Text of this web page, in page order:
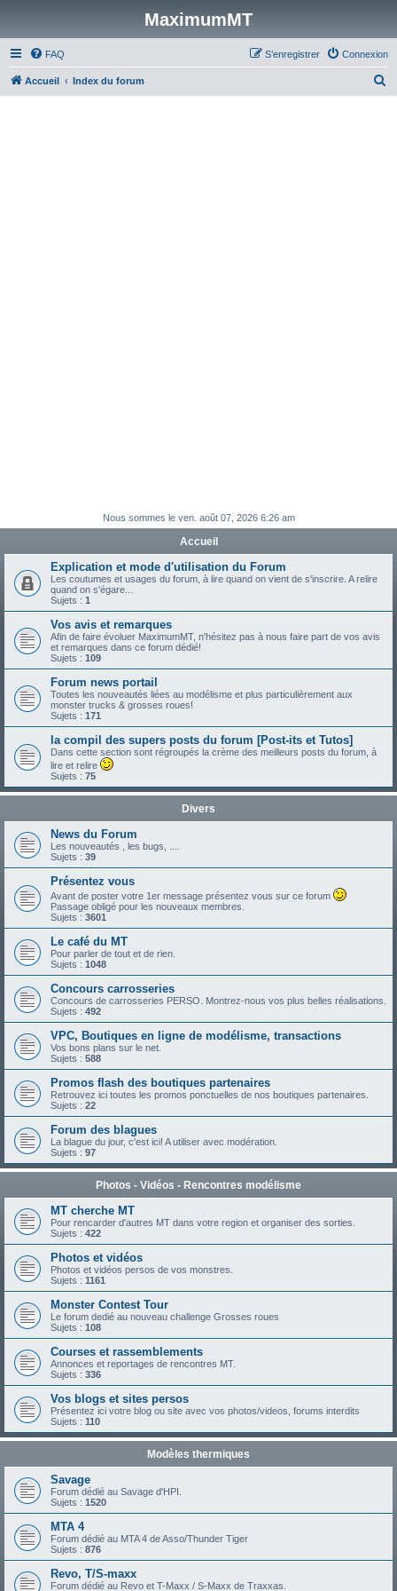
MaximumMT
FAQ Connexion
S’enregistrer
Accueil Index du forum
Nous sommes le ven. août 07, 2026 6:26 am
Accueil
Explication et mode d'utilisation du Forum
Les coutumes et usages du forum, à lire quand on vient de s'inscrire. A relire
quand on s'égare...
Sujets : 1
Vos avis et remarques
Afin de faire évoluer MaximumMT, n'hésitez pas à nous faire part de vos avis
et remarques dans ce forum dédié!
Sujets : 109
Forum news portail
Toutes les nouveautés liées au modélisme et plus particulièrement aux
monster trucks & grosses roues!
Sujets : 171
la compil des supers posts du forum [Post-its et Tutos]
Dans cette section sont régroupés la crème des meilleurs posts du forum, à
lire et relire
Sujets : 75
Divers
News du Forum
Les nouveautés , les bugs, ....
Sujets : 39
Présentez vous
Avant de poster votre 1er message présentez vous sur ce forum
Passage obligé pour les nouveaux membres.
Sujets : 3601
Le café du MT
Pour parler de tout et de rien.
Sujets : 1048
Concours carrosseries
Concours de carrosseries PERSO. Montrez-nous vos plus belles réalisations.
Sujets : 492
VPC, Boutiques en ligne de modélisme, transactions
Vos bons plans sur le net.
Sujets : 588
Promos flash des boutiques partenaires
Retrouvez ici toutes les promos ponctuelles de nos boutiques partenaires.
Sujets : 22
Forum des blagues
La blague du jour, c'est ici! A utiliser avec modération.
Sujets : 97
Photos - Vidéos - Rencontres modélisme
MT cherche MT
Pour rencarder d'autres MT dans votre region et organiser des sorties.
Sujets : 422
Photos et vidéos
Photos et vidéos persos de vos monstres.
Sujets : 1161
Monster Contest Tour
Le forum dedié au nouveau challenge Grosses roues
Sujets : 108
Courses et rassemblements
Annonces et reportages de rencontres MT.
Sujets : 336
Vos blogs et sites persos
Présentez ici votre blog ou site avec vos photos/videos, forums interdits
Sujets : 110
Modèles thermiques
Savage
Forum dédié au Savage d'HPI.
Sujets : 1520
MTA 4
Forum dédié au MTA 4 de Asso/Thunder Tiger
Sujets : 876
Revo, T/S-maxx
Forum dédié au Revo et T-Maxx / S-Maxx de Traxxas.